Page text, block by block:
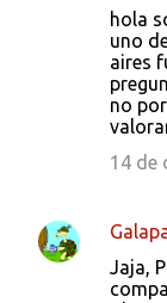
r
hola
uno
aires
no
14 de
Jaja,